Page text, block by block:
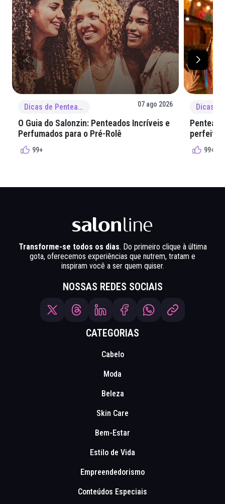
Dicas de Penteado 07 ago 2026
O Guia do Salonzin: Penteados Incríveis e
Perfumados para o Pré-Rolê
99+
perfeita
99+
Transforme-se todos os dias. Do primeiro clique à última
gota, oferecemos experiências que nutrem, tratam e
inspiram você a ser quem quiser.
NOSSAS REDES SOCIAIS
CATEGORIAS
Cabelo
Moda
Beleza
Skin Care
Bem-Estar
Estilo de Vida
Empreendedorismo
Conteúdos Especiais